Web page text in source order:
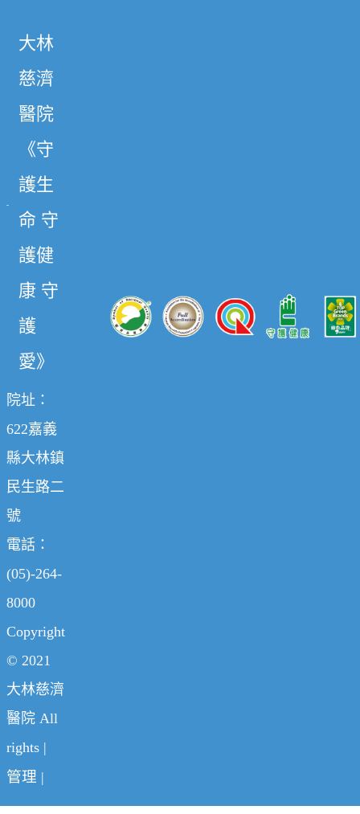
大林
慈濟
醫院
《守
護生
命 守
護健
康 守
護
愛》
院址：
622嘉義
縣大林鎮
民生路二
號
電話：
(05)-264-
8000
Copyright
© 2021
大林慈濟
醫院 All
rights |
管理 |